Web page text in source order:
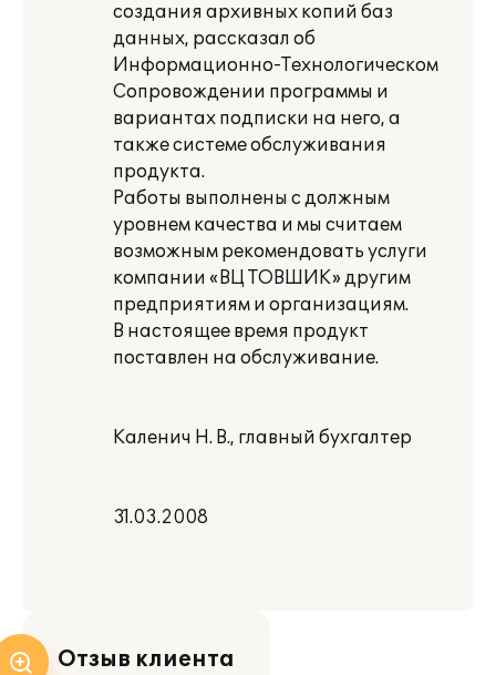
создания архивных копий баз
данных, рассказал об
Информационно-Технологическом
Сопровождении программы и
вариантах подписки на него, а
также системе обслуживания
продукта.
Работы выполнены с должным
уровнем качества и мы считаем
возможным рекомендовать услуги
компании «ВЦ ТОВШИК» другим
предприятиям и организациям.
В настоящее время продукт
поставлен на обслуживание.
Каленич Н. В., главный бухгалтер
31.03.2008
Отзыв клиента